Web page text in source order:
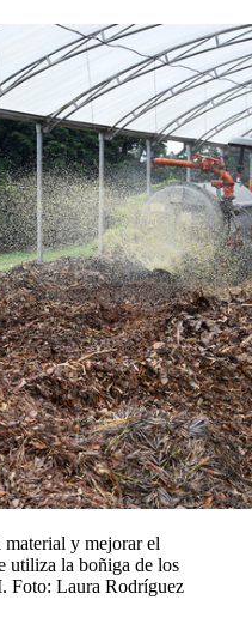
material y mejorar el
utiliza la boñiga de los
Foto: Laura Rodríguez